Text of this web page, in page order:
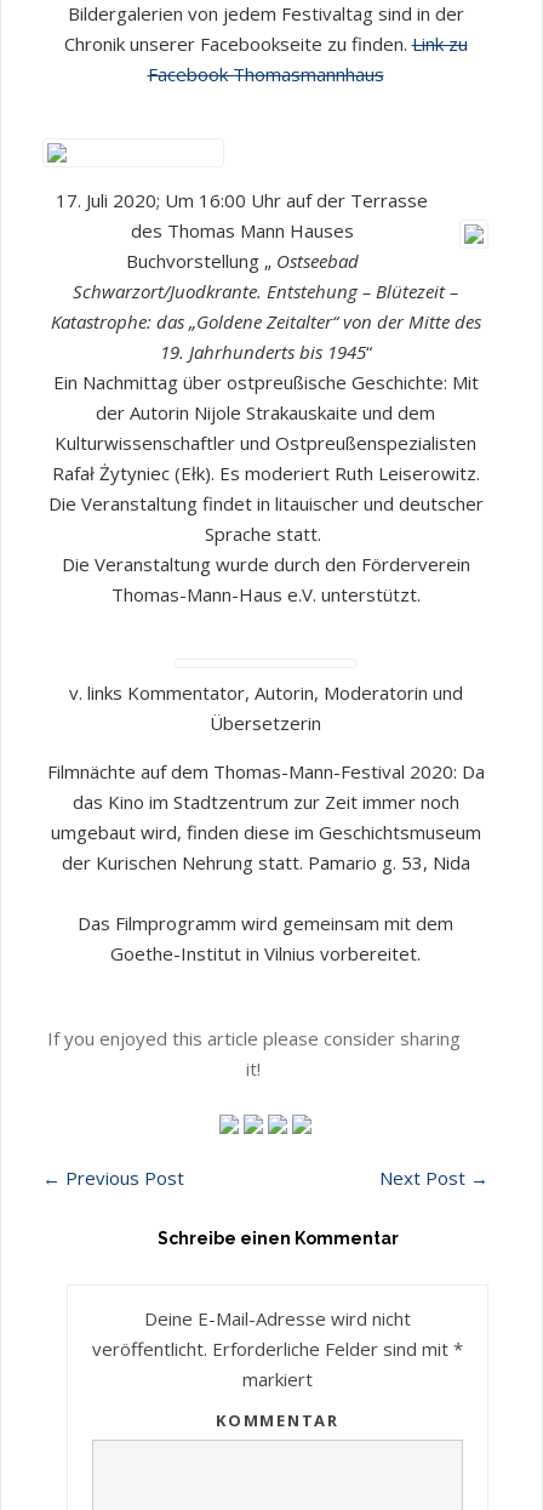
Bildergalerien von jedem Festivaltag sind in der
Chronik unserer Facebookseite zu finden.Link zu
Facebook Thomasmannhaus
17. Juli 2020; Um 16:00 Uhr auf der Terrasse
des Thomas Mann Hauses
Buchvorstellung „ Ostseebad
Schwarzort/Juodkrante. Entstehung – Blütezeit –
Katastrophe: das „Goldene Zeitalter“ von der Mitte des
19. Jahrhunderts bis 1945“
Ein Nachmittag über ostpreußische Geschichte: Mit
der Autorin Nijole Strakauskaite und dem
Kulturwissenschaftler und Ostpreußenspezialisten
Rafał Żytyniec (Ełk). Es moderiert Ruth Leiserowitz.
Die Veranstaltung findet in litauischer und deutscher
Sprache statt.
Die Veranstaltung wurde durch den Förderverein
Thomas-Mann-Haus e.V. unterstützt.
v. links Kommentator, Autorin, Moderatorin und
Übersetzerin
Filmnächte auf dem Thomas-Mann-Festival 2020: Da
das Kino im Stadtzentrum zur Zeit immer noch
umgebaut wird, finden diese im Geschichtsmuseum
der Kurischen Nehrung statt. Pamario g. 53, Nida
Das Filmprogramm wird gemeinsam mit dem
Goethe-Institut in Vilnius vorbereitet.
If you enjoyed this article please consider sharing
it!
← Previous Post Next Post →
Schreibe einen Kommentar
Deine E-Mail-Adresse wird nicht
veröffentlicht. Erforderliche Felder sind mit *
markiert
KOMMENTAR